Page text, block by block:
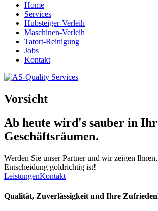
Home
Services
Hubsteiger-Verleih
Maschinen-Verleih
Tatort-Reinigung
Jobs
Kontakt
Vorsicht
Ab heute wird's sauber in
Geschäftsräumen.
Werden Sie unser Partner und wir zeigen Ihnen,
Entscheidung goldrichtig ist!
LeistungenKontakt
Qualität, Zuverlässigkeit und Ihre